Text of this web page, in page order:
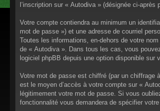
l’inscription sur « Autodiva » (désignée ci-
Votre compte contiendra au minimum un
mot de passe ») et une adresse de courriel
Toutes les informations, en-dehors de votre
de « Autodiva ». Dans tous les cas, vous
logiciel phpBB depuis une option disponible sur
Votre mot de passe est chiffré (par un chiffrage
est le moyen d’accès à votre compte sur «
légitimement votre mot de passe. Si vous
fonctionnalité vous demandera de spécifier